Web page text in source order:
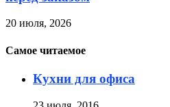
20 июля, 2026
Самое читаемое
Кухни для офиса